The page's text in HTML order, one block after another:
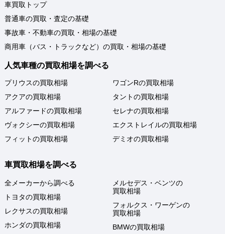
車買取トップ
普通車の買取・査定の基礎
事故車・不動車の買取・相場の基礎
商用車（バス・トラックなど）の買取・相場の基礎
人気車種の買取相場を調べる
プリウスの買取相場
アクアの買取相場
アルファードの買取相場
ヴォクシーの買取相場
フィットの買取相場
ワゴンRの買取相場
タントの買取相場
セレナの買取相場
エクストレイルの買取相場
デミオの買取相場
車買取相場を調べる
全メーカーから調べる
トヨタの買取相場
レクサスの買取相場
ホンダの買取相場
メルセデス・ベンツの
買取相場
フォルクス・ワーゲンの
買取相場
BMWの買取相場